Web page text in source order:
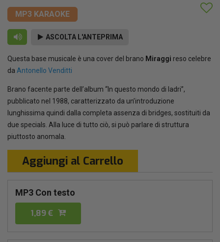
MP3 KARAOKE
ASCOLTA L'ANTEPRIMA
Questa base musicale è una cover del brano Miraggi reso celebre
da Antonello Venditti
Brano facente parte dell’album “In questo mondo di ladri”,
pubblicato nel 1988, caratterizzato da un’introduzione
lunghissima quindi dalla completa assenza di bridges, sostituiti da
due specials. Alla luce di tutto ciò, si può parlare di struttura
piuttosto anomala.
Aggiungi al Carrello
MP3 Con testo
1,89 €